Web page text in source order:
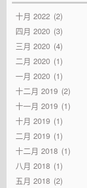
十月 2022 2
四月 2020 3
三月 2020 4
二月 2020 1
一月 2020 1
十二月 2019 2
十一月 2019 1
十月 2019 1
二月 2019 1
十二月 2018 1
八月 2018 1
五月 2018 2